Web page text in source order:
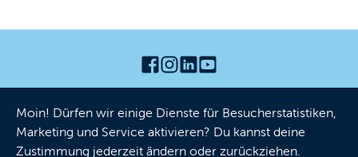
Impressum Business Jobs Presse
Moin! Dürfen wir einige Dienste für Besucherstatistiken,
Marketing und Service aktivieren? Du kannst deine
Zustimmung jederzeit ändern oder zurückziehen.